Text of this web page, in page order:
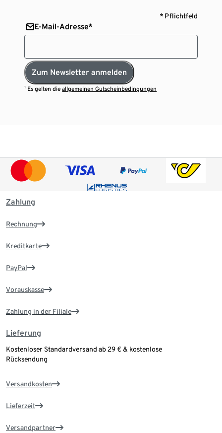
* Pflichtfeld
E-Mail-Adresse*
Zum Newsletter anmelden
¹ Es gelten dieallgemeinen Gutscheinbedingungen
Zahlung
Rechnung
Kreditkarte
PayPal
Vorauskasse
Zahlung in der Filiale
Lieferung
Kostenloser Standardversand ab 29 € & kostenlose
Rücksendung
Versandkosten
Lieferzeit
Versandpartner